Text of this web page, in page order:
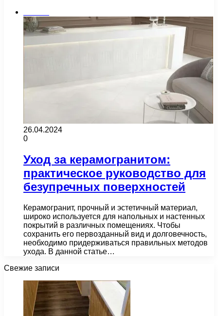
26.04.2024
0
Уход за керамогранитом:
практическое руководство для
безупречных поверхностей
Керамогранит, прочный и эстетичный материал,
широко используется для напольных и настенных
покрытий в различных помещениях. Чтобы
сохранить его первозданный вид и долговечность,
необходимо придерживаться правильных методов
ухода. В данной статье…
Свежие записи